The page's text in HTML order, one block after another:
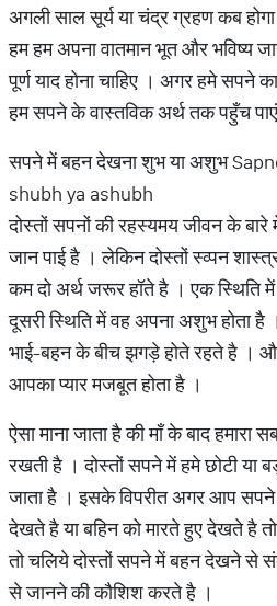
अगली साल सूर्य या चंद्र ग्रहण कब
हम हम अपना वातमान भूत और भविष्य
पूर्ण याद होना चाहिए । अगर हमे सपने
हम सपने के वास्तविक अर्थ तक पहुँच
सपने में बहन देखना शुभ या अशुभ
shubh ya ashubh
दोस्तों सपनों की रहस्यमय जीवन के बारे
जान पाई है । लेकिन दोस्तों स्व्पन
कम दो अर्थ जरूर हॉते है । एक स्थिति
दूसरी स्थिति में वह अपना अशुभ होता है
भाई-बहन के बीच झगड़े होते रहते है ।
आपका प्यार मजबूत होता है ।
ऐसा माना जाता है की माँ के बाद हमारा
रखती है । दोस्तों सपने में हमे छोटी या
जाता है । इसके विपरीत अगर आप सपने
देखते है या बहिन को मारते हुए देखते है
तो चलिये दोस्तों सपने में बहन देखने से
से जानने की कौशिश करते है ।